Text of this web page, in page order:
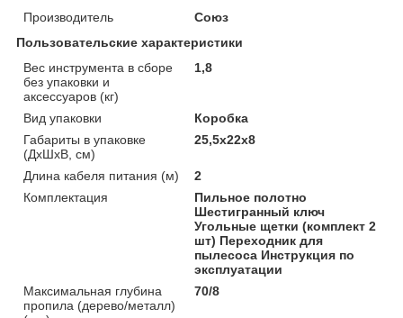
Производитель
Союз
Пользовательские характеристики
Вес инструмента в сборе
без упаковки и
аксессуаров (кг)
1,8
Вид упаковки
Коробка
Габариты в упаковке
(ДхШхВ, см)
25,5x22x8
Длина кабеля питания (м)
2
Комплектация
Пильное полотно
Шестигранный ключ
Угольные щетки (комплект 2
шт) Переходник для
пылесоса Инструкция по
эксплуатации
Максимальная глубина
пропила (дерево/металл)
70/8